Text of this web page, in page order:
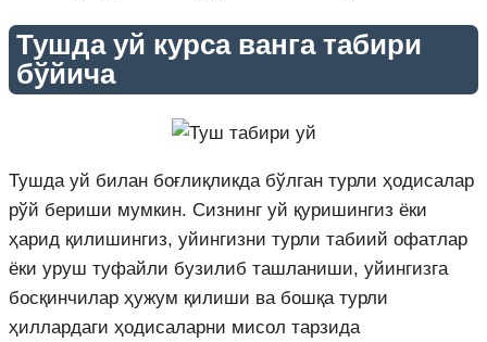
Тушда уй курса ванга табири
бўйича
Тушда уй билан боғлиқликда бўлган турли ҳодисалар
рўй бериши мумкин. Сизнинг уй қуришингиз ёки
ҳарид қилишингиз, уйингизни турли табиий офатлар
ёки уруш туфайли бузилиб ташланиши, уйингизга
босқинчилар ҳужум қилиши ва бошқа турли
ҳиллардаги ҳодисаларни мисол тарзида